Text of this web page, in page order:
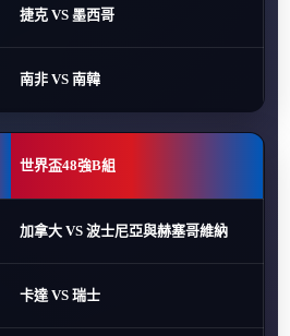
捷克 VS 墨西哥
南非 VS 南韓
世界盃48強B組
加拿大 VS 波士尼亞與赫塞哥維納
卡達 VS 瑞士